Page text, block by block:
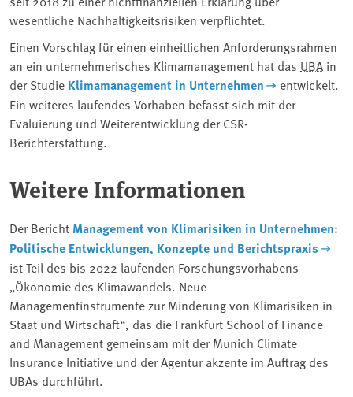
wesentliche Nachhaltigkeitsrisiken verpflichtet.
Einen Vorschlag für einen einheitlichen Anforderungsrahmen
an ein unternehmerisches Klimamanagement hat das UBA in
der Studie Klimamanagement in Unternehmen
entwickelt.
Ein weiteres laufendes Vorhaben befasst sich mit der
Evaluierung und Weiterentwicklung der CSR-
Berichterstattung.
Weitere Informationen
Der Bericht Management von Klimarisiken in Unternehmen:
Politische Entwicklungen, Konzepte und Berichtspraxis
ist Teil des bis 2022 laufenden Forschungsvorhabens
„Ökonomie des Klimawandels. Neue
Managementinstrumente zur Minderung von Klimarisiken in
Staat und Wirtschaft“, das die Frankfurt School of Finance
and Management gemeinsam mit der Munich Climate
Insurance Initiative und der Agentur akzente im Auftrag des
UBAs durchführt.